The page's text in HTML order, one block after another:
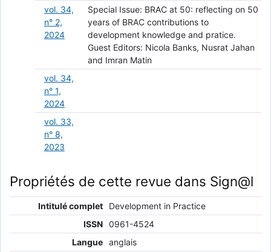
vol. 34,
n° 2,
2024
Special Issue: BRAC at 50: reflecting on 50
years of BRAC contributions to
development knowledge and pratice.
Guest Editors: Nicola Banks, Nusrat Jahan
and Imran Matin
vol. 34,
n° 1,
2024
vol. 33,
n° 8,
2023
Propriétés de cette revue dans Sign@l
Intitulé complet
Development in Practice
ISSN 0961-4524
Langue anglais